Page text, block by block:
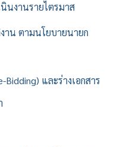
นงานรายไตรมาส
าน ตามนโยบายนายก
Bidding) และร่างเอกสาร